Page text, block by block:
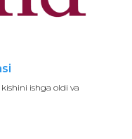
ishga oldi va